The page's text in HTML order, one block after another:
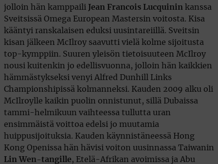
jolloin hän kamppaili
Jean Francois Lucquinin kanssa
Sveitsissä Omega European Mastersin voitosta. Kisa
kääntyi ranskalaisen eduksi uusintareiillä. Sveitsin
kisan jälkeen McIlroy saavutti vielä kolme sijoitusta
top-kymppiin. Suuren yleisön tietoisuuteen McIlroy
nousi kuitenkin jo edellisvuonna, jolloin hän kaikkien
hämmästykseksi venyi Alfred Dunhill Links
Championshipissä kolmanneksi. Kauden 2009 alku oli
McIlroylle kaikin puolin onnistunut, sillä Dubaissa
tammi-helmikuun vaihteessa tullutta uran
ensimmäistä voittoa edelsi jo muutamia
huippusijoituksia. Kauden käynnistäneessä Hong
Kong Openissa hän hävisi voiton uusinnassa Taiwanin
Lin Wen-tangille, Etelä-Afrikan avoimissa ja Abu